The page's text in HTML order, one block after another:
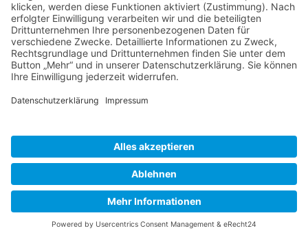
Projekte
Projekte von Unternehmen
Projekte von Städten und Gemeinden
Schul- und Kita-Projekte
© 2026 mach‘s grün • Daniela Krause